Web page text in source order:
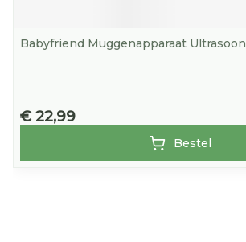
Babyfriend Muggenapparaat Ultrasoon
€ 22,99
Bestel